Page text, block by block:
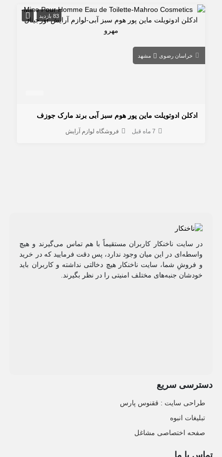
83 بازدید
خراسان رضوی مشهد
ادكلن ادوتويلت ماين پور هوم سبز آبی برند مارک جوزف
7 ماه قبل فروشگاه لوازم آرایش
در سایت ناخنکار کاربران مستقیماً با هم تماس می‌گیرند و هیچ
واسطه‌ای در این میان وجود ندارد، پس دقت فرمایید که در خرید
و فروشِ شما، سایت ناخنکار هیچ دخالتی نداشته و کاربران باید
خودشان جنبه‌های مختلف امنیتی را در نظر بگیرند.
دسترسی سریع
طراحی سایت :‌ ققنوس پارس
تبلیغات انبوه
صفحه اختصاصی مشاغل
تماس با ما